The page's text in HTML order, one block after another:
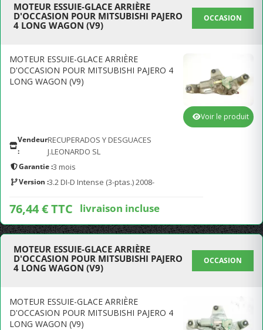
MOTEUR ESSUIE-GLACE ARRIÈRE
D'OCCASION POUR MITSUBISHI PAJERO
4 LONG WAGON (V9)
OCCASION
MOTEUR ESSUIE-GLACE ARRIÈRE
D'OCCASION POUR MITSUBISHI PAJERO 4
LONG WAGON (V9)
Vendeur
:
RECUPERADOS Y DESGUACES
J.LEONARDO SL
Garantie :3 mois
Version :3.2 DI-D Intense (3-ptas.) 2008-
76,44 € TTC livraison incluse
Voir le produit
MOTEUR ESSUIE-GLACE ARRIÈRE
D'OCCASION POUR MITSUBISHI PAJERO
4 LONG WAGON (V9)
OCCASION
MOTEUR ESSUIE-GLACE ARRIÈRE
D'OCCASION POUR MITSUBISHI PAJERO 4
LONG WAGON (V9)